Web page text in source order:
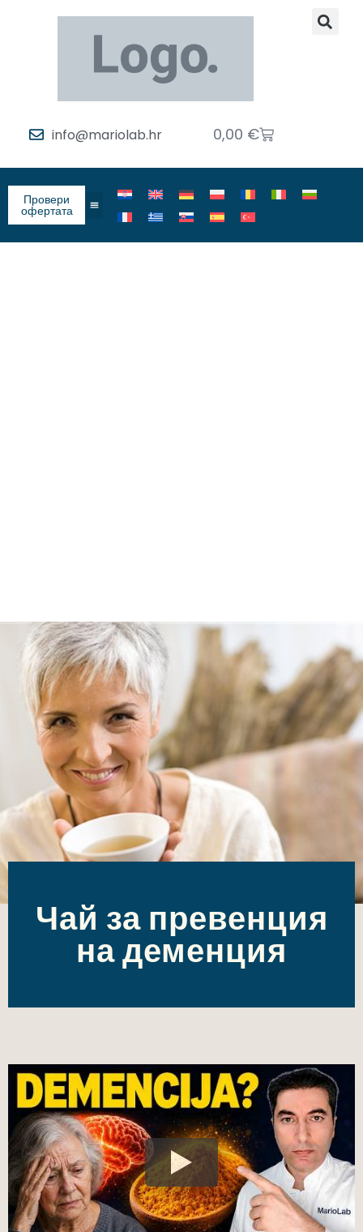
info@mariolab.hr 0,00 €
Провери
офертата
Чай за превенция
на деменция